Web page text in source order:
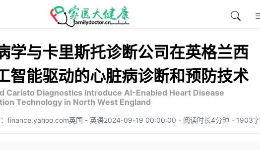
学与卡里斯托诊断公司在英格兰西
智能驱动的心脏病诊断和预防技术
Diagnostics Introduce AI-Enabled Heart Disease
Technology in North West England
finance.yahoo.com英国 - 英语2024-09-19 00:00:00 - 阅读时长4分钟 - 1903字